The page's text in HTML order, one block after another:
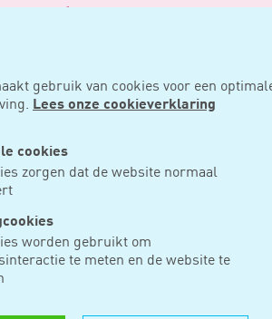
gebruik van cookies voor een
Lees onze cookieverklaring
cookies
zorgen dat de website normaal
worden gebruikt om
te meten en de website te
FOUTEN BIJ